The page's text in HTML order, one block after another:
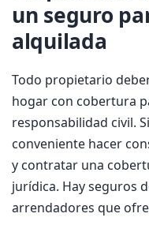
un seguro
alquilada
Todo propietario
hogar con cobertura
responsabilidad civil.
conveniente hacer
y contratar una
jurídica. Hay seguros
arrendadores que